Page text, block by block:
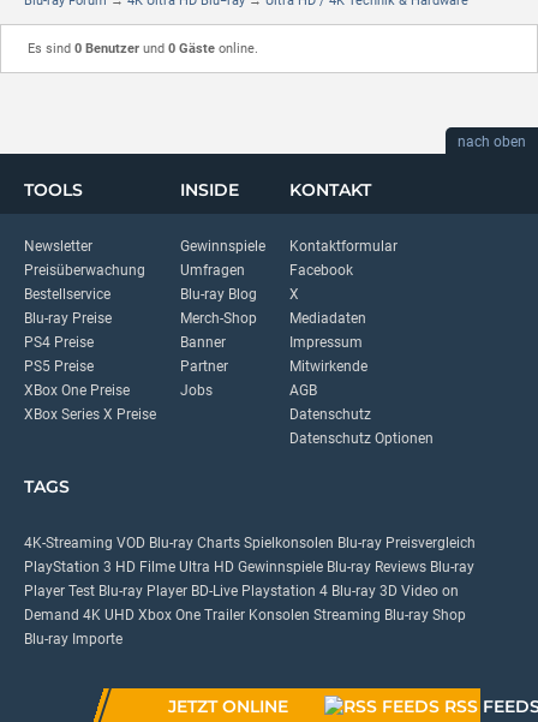
Es sind 0 Benutzerund 0 Gästeonline.
nach oben
TOOLS
Newsletter
Preisüberwachung
Bestellservice
Blu-ray Preise
PS4 Preise
PS5 Preise
XBox One Preise
XBox Series X Preise
INSIDE
Gewinnspiele
Umfragen
Blu-ray Blog
Merch-Shop
Banner
Partner
Jobs
KONTAKT
Kontaktformular
Facebook
X
Mediadaten
Impressum
Mitwirkende
AGB
Datenschutz
Datenschutz Optionen
TAGS
4K-Streaming VOD Blu-ray Charts Spielkonsolen Blu-ray Preisvergleich
PlayStation 3 HD Filme Ultra HD Gewinnspiele Blu-ray Reviews Blu-ray
Player Test Blu-ray Player BD-Live Playstation 4 Blu-ray 3D Video on
Demand 4K UHD Xbox One Trailer Konsolen Streaming Blu-ray Shop
Blu-ray Importe
JETZT ONLINE RSS